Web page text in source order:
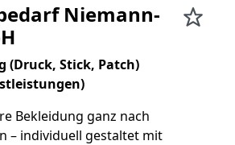
Niemann-
(Druck, Stick, Patch)
Bekleidung ganz nach
– individuell gestaltet mit